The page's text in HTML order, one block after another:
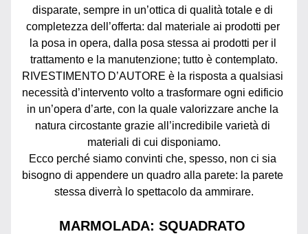
disparate, sempre in un’ottica di qualità totale e di
completezza dell’offerta: dal materiale ai prodotti per
la posa in opera, dalla posa stessa ai prodotti per il
trattamento e la manutenzione; tutto è contemplato.
RIVESTIMENTO D’AUTORE è la risposta a qualsiasi
necessità d’intervento volto a trasformare ogni edificio
in un’opera d’arte, con la quale valorizzare anche la
natura circostante grazie all’incredibile varietà di
materiali di cui disponiamo.
Ecco perché siamo convinti che, spesso, non ci sia
bisogno di appendere un quadro alla parete: la parete
stessa diverrà lo spettacolo da ammirare.
MARMOLADA: SQUADRATO